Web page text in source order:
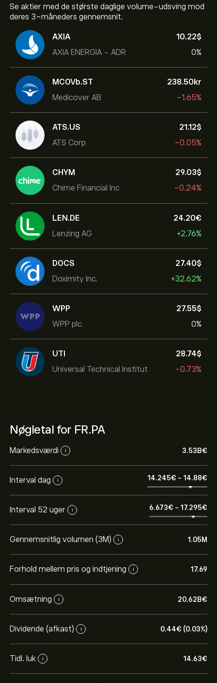
Se aktier med de største daglige volume-udsving mod
deres 3-måneders gennemsnit.
AXIA
AXIA ENERGIA - ADR
10.22‎$‎
0%
MCOVb.ST
Medicover AB
238.50‎kr‎
-1.65%
ATS.US
ATS Corp
21.12‎$‎
-0.05%
CHYM
Chime Financial Inc
29.03‎$‎
-0.24%
LEN.DE
Lenzing AG
24.20‎€‎
+2.76%
DOCS
Doximity Inc.
27.40‎$‎
+32.62%
WPP
WPP plc
27.55‎$‎
0%
UTI
Universal Technical Institut
28.74‎$‎
-0.73%
Nøgletal for FR.PA
Markedsværdi i 3.53B‎€‎
Interval dag i 14.245‎€‎ - 14.88‎€‎
Interval 52 uger i 6.673‎€‎ - 17.295‎€‎
Gennemsnitlig volumen (3M) i 1.05M
Forhold mellem pris og indtjening i 17.69
Omsætning i 20.62B‎€‎
Dividende (afkast) i 0.44‎€‎ (0.03%)
Tidl. luk i 14.63‎€‎